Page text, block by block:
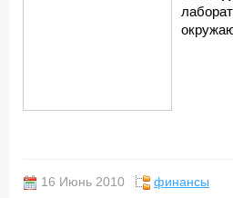
16 Июнь 2010 финансы